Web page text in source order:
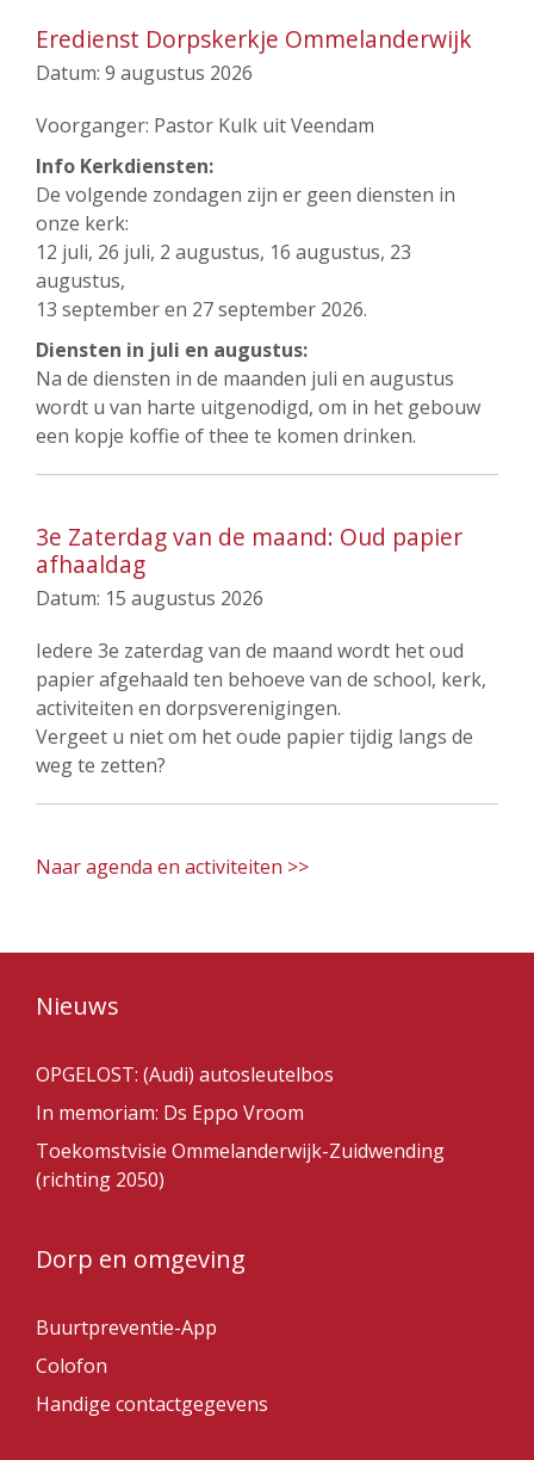
Eredienst Dorpskerkje Ommelanderwijk
Datum: 9 augustus 2026
Voorganger: Pastor Kulk uit Veendam
Info Kerkdiensten:
De volgende zondagen zijn er geen diensten in
onze kerk:
12 juli, 26 juli, 2 augustus, 16 augustus, 23
augustus,
13 september en 27 september 2026.
Diensten in juli en augustus:
Na de diensten in de maanden juli en augustus
wordt u van harte uitgenodigd, om in het gebouw
een kopje koffie of thee te komen drinken.
3e Zaterdag van de maand: Oud papier
afhaaldag
Datum: 15 augustus 2026
Iedere 3e zaterdag van de maand wordt het oud
papier afgehaald ten behoeve van de school, kerk,
activiteiten en dorpsverenigingen.
Vergeet u niet om het oude papier tijdig langs de
weg te zetten?
Naar agenda en activiteiten >>
Nieuws
OPGELOST: (Audi) autosleutelbos
In memoriam: Ds Eppo Vroom
Toekomstvisie Ommelanderwijk-Zuidwending
(richting 2050)
Dorp en omgeving
Buurtpreventie-App
Colofon
Handige contactgegevens